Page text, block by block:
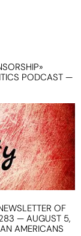
PODCAST —
OF
— AUGUST 5,
AMERICANS